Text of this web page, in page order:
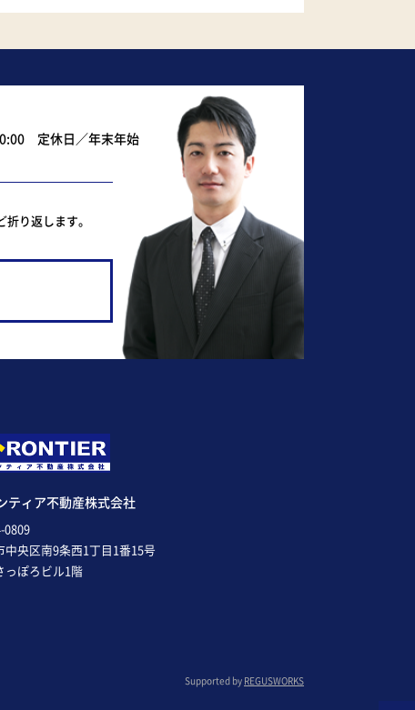
定休日／年末年始
り返します。
ティア不動産株式会社
0809
中央区南9条西1丁目1番15号
っぽろビル1階
Supported by REGUSWORKS